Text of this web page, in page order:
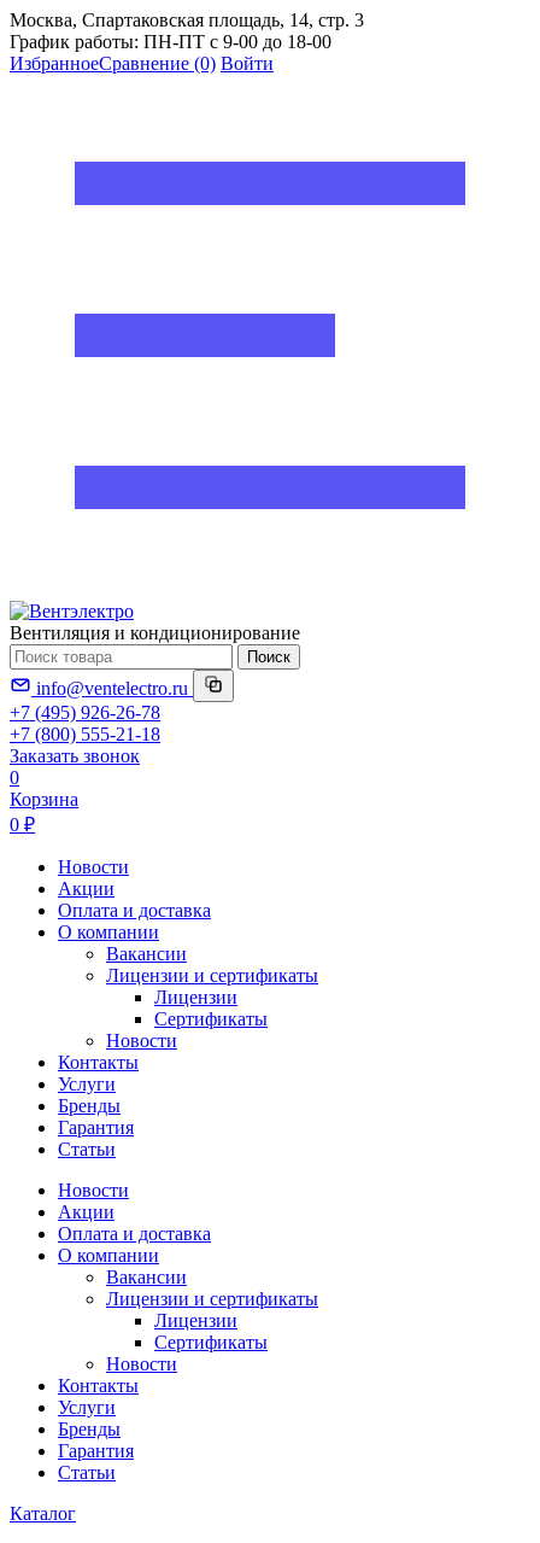
Москва, Спартаковская площадь, 14, стр. 3
График работы: ПН-ПТ с 9-00 до 18-00
ИзбранноеСравнение (0) Войти
Вентиляция и кондиционирование
Поиск
info@ventelectro.ru
+7 (495) 926-26-78
+7 (800) 555-21-18
Заказать звонок
0
Корзина
0 ₽
Новости
Акции
Оплата и доставка
О компании
Вакансии
Лицензии и сертификаты
Лицензии
Сертификаты
Новости
Контакты
Услуги
Бренды
Гарантия
Статьи
Новости
Акции
Оплата и доставка
О компании
Вакансии
Лицензии и сертификаты
Лицензии
Сертификаты
Новости
Контакты
Услуги
Бренды
Гарантия
Статьи
Каталог